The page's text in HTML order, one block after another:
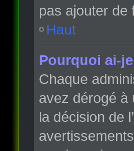
pas ajouter de
Haut
Pourquoi ai-
Chaque
avez dérogé à
la décision de